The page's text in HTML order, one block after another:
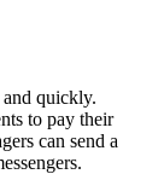
quickly.
to pay their
can send a